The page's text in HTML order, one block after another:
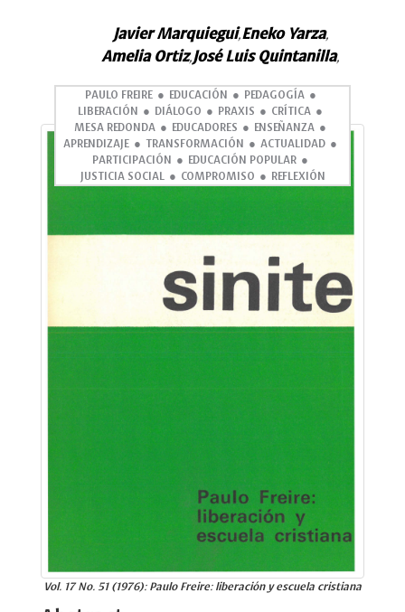
Javier Marquiegui,Eneko Yarza,
Amelia Ortiz,José Luis Quintanilla,
PAULO FREIRE EDUCACIÓN
PEDAGOGÍA
LIBERACIÓN
DIÁLOGO PRAXIS
CRÍTICA
MESA REDONDA
EDUCADORES
ENSEÑANZA
APRENDIZAJE
TRANSFORMACIÓN
ACTUALIDAD
PARTICIPACIÓN
EDUCACIÓN POPULAR
JUSTICIA SOCIAL
COMPROMISO REFLEXIÓN
Vol. 17 No. 51 (1976): Paulo Freire: liberación y escuela cristiana